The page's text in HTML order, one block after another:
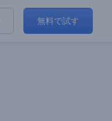
無料で試す